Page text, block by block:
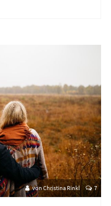
von Christina Rinkl 7